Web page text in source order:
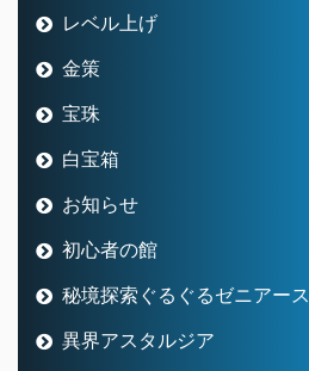
レベル上げ
金策
宝珠
白宝箱
お知らせ
初心者の館
秘境探索ぐるぐるゼニアース
異界アスタルジア